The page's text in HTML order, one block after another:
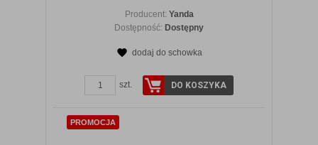
Producent: Yanda
Dostępność: Dostępny
dodaj do schowka
szt. DO KOSZYKA
PROMOCJA